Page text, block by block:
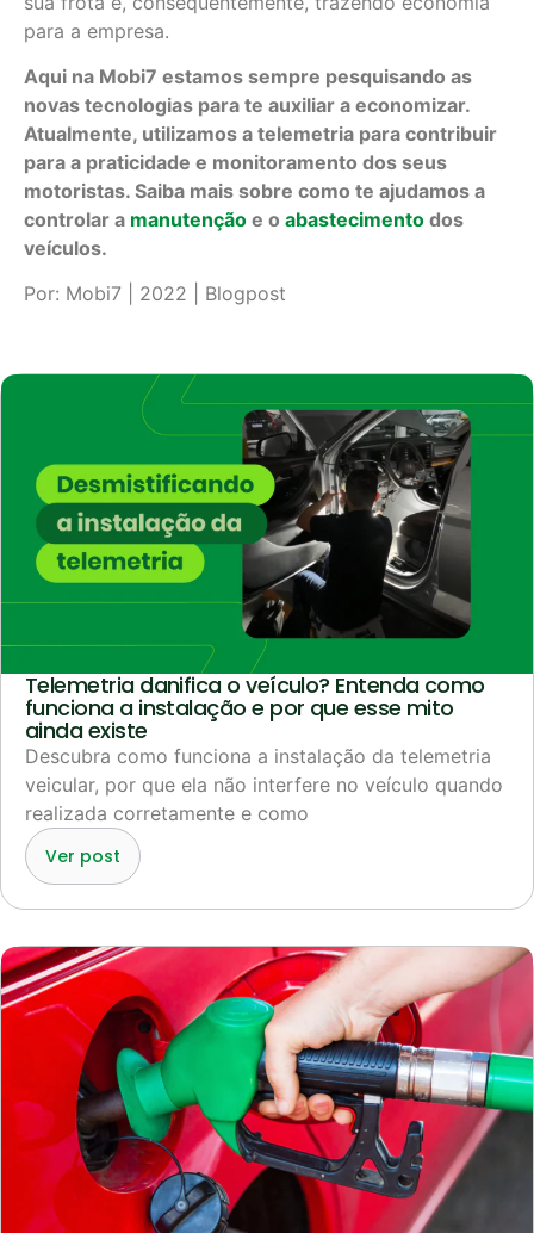
para a empresa.
Aqui na Mobi7 estamos sempre pesquisando as
novas tecnologias para te auxiliar a economizar.
Atualmente, utilizamos a telemetria para contribuir
para a praticidade e monitoramento dos seus
motoristas. Saiba mais sobre como te ajudamos a
controlar a manutenção e o abastecimento dos
veículos.
Por: Mobi7 | 2022 | Blogpost
Telemetria danifica o veículo? Entenda como
funciona a instalação e por que esse mito
ainda existe
Descubra como funciona a instalação da telemetria
veicular, por que ela não interfere no veículo quando
realizada corretamente e como
Ver post